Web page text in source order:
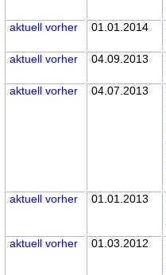
aktuell vorher 01.01.2014
aktuell vorher 04.09.2013
aktuell vorher 04.07.2013
aktuell vorher 01.01.2013
aktuell vorher 01.03.2012